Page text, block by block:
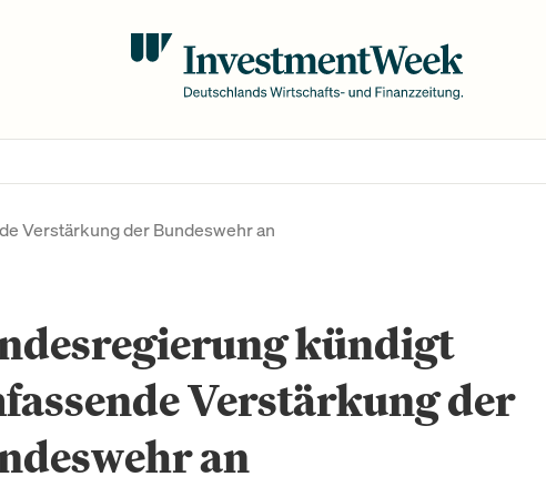
Verstärkung der Bundeswehr an
kündigt
Verstärkung der
an